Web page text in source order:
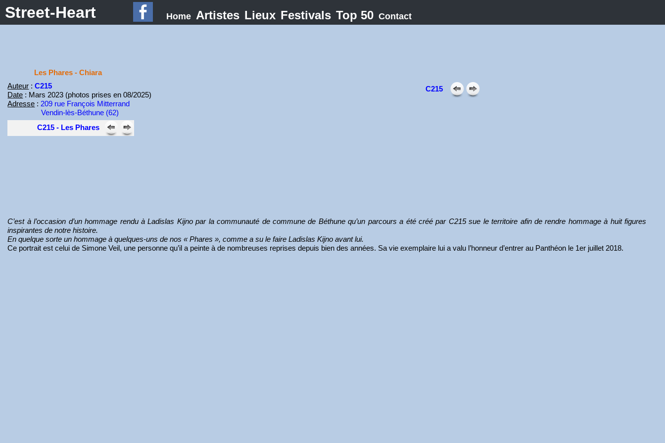
Street-Heart Home Artistes Lieux Festivals Top 50 Contact
Les Phares - Chiara
Auteur :C215
Date : Mars 2023 (photos prises en 08/2025)
Adresse : 209 rue François Mitterrand
Vendin-lès-Béthune (62)
C215 - Les Phares
C215
C’est à l’occasion d’un hommage rendu à Ladislas Kijno par la communauté de commune de Béthune qu’un parcours a été créé par C215 sue le territoire afin de rendre hommage à huit figures
inspirantes de notre histoire.
En quelque sorte un hommage à quelques-uns de nos « Phares », comme a su le faire Ladislas Kijno avant lui.
Ce portrait est celui de Simone Veil, une personne qu’il a peinte à de nombreuses reprises depuis bien des années. Sa vie exemplaire lui a valu l’honneur d’entrer au Panthéon le 1er juillet 2018.